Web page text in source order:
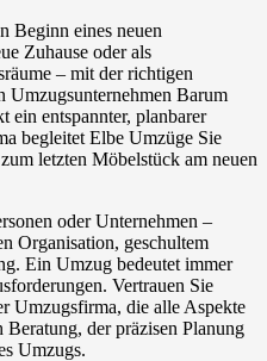
Beginn eines neuen
Zuhause oder als
– mit der richtigen
Umzugsunternehmen Barum
ein entspannter, planbarer
begleitet Elbe Umzüge Sie
letzten Möbelstück am neuen
oder Unternehmen –
Organisation, geschultem
Ein Umzug bedeutet immer
Vertrauen Sie
Umzugsfirma, die alle Aspekte
der präzisen Planung
Umzugs.